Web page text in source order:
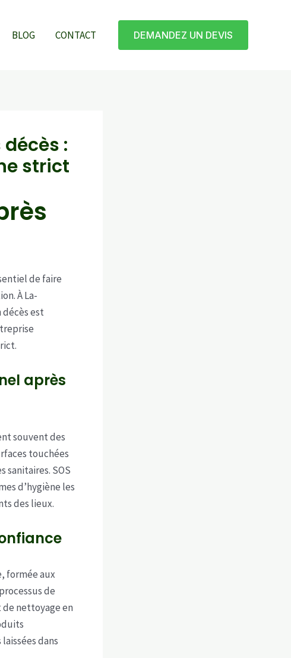
BLOG CONTACT DEMANDEZ UN DEVIS
:
strict
de faire
À La-
décès est
après
souvent des
touchées
SOS
d’hygiène les
des lieux.
formée aux
de
nettoyage en
dans